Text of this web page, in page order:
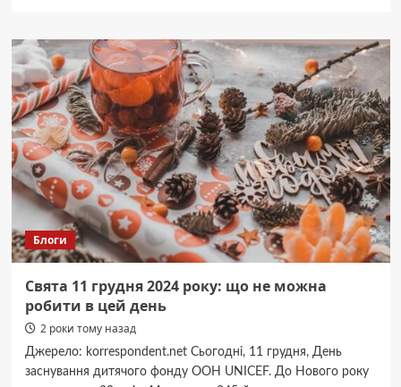
для
знаків
зодіаку
на
вихідні
14-
15
грудня
2024
року
Блоги
Свята 11 грудня 2024 року: що не можна
робити в цей день
2 роки тому назад
Джерело: korrespondent.net Сьогодні, 11 грудня, День
заснування дитячого фонду ООН UNICEF. До Нового року